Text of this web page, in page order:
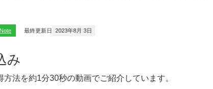
最終更新日 2023年8月 3日
み
法を約1分30秒の動画でご紹介しています。